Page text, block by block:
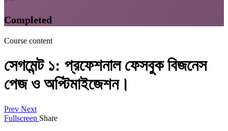
Completed
Course content
সেগমেন্ট ১: প্রফেশনাল ফেসবুক বিজনেস
পেজ ও অপ্টিমাইজেশন।
Prev Next
Fullscreen Share